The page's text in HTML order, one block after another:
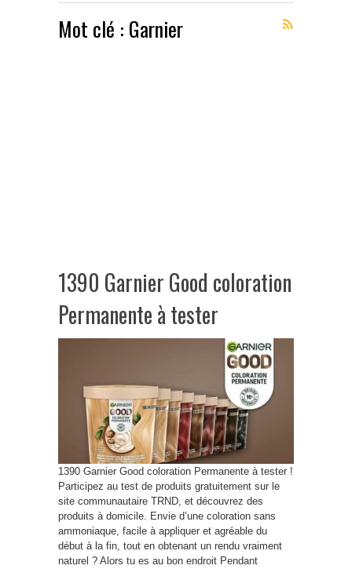
Mot clé : Garnier
1390 Garnier Good coloration
Permanente à tester
1390 Garnier Good coloration Permanente à tester !
Participez au test de produits gratuitement sur le
site communautaire TRND, et découvrez des
produits à domicile. Envie d’une coloration sans
ammoniaque, facile à appliquer et agréable du
début à la fin, tout en obtenant un rendu vraiment
naturel ? Alors tu es au bon endroit Pendant